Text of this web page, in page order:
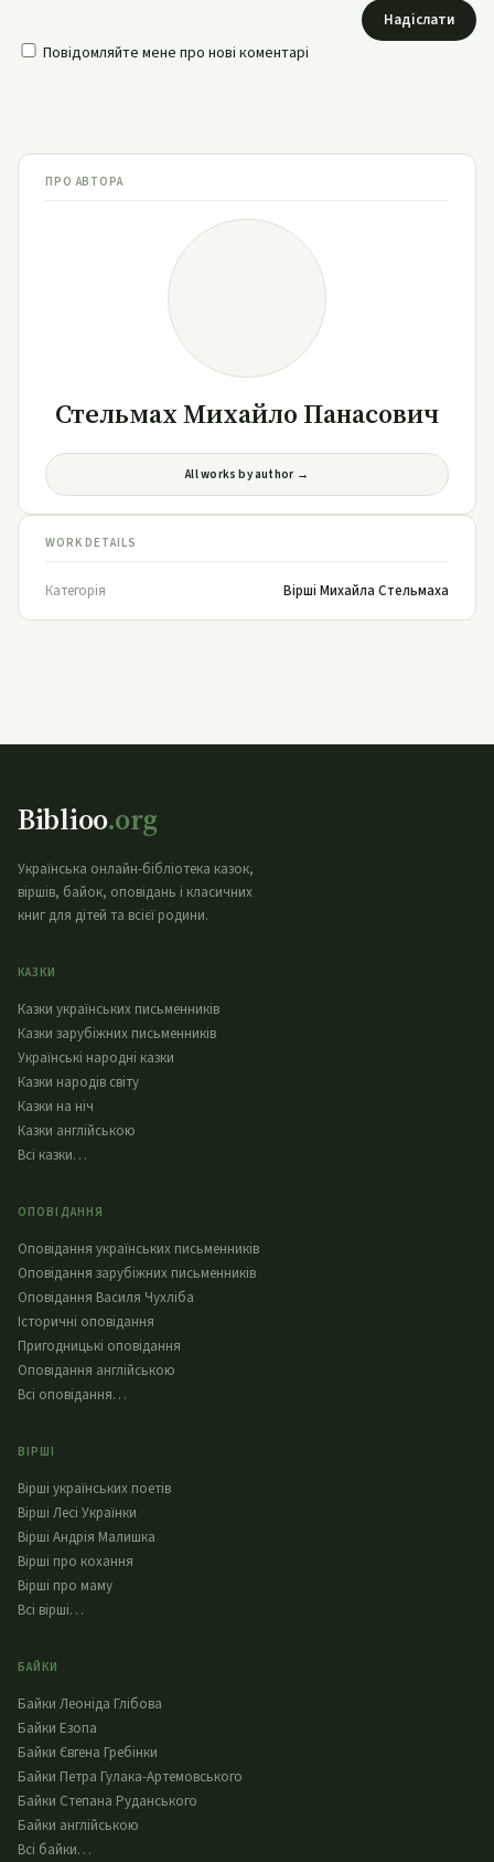
Надіслати
Повідомляйте мене про нові коментарі
ПРО АВТОРА
Стельмах Михайло Панасович
All works by author →
WORK DETAILS
Категорія Вірші Михайла Стельмаха
Biblioo.org
Українська онлайн-бібліотека казок,
віршів, байок, оповідань і класичних
книг для дітей та всієї родини.
КАЗКИ
Казки українських письменників
Казки зарубіжних письменників
Українські народні казки
Казки народів світу
Казки на ніч
Казки англійською
Всі казки…
ОПОВІДАННЯ
Оповідання українських письменників
Оповідання зарубіжних письменників
Оповідання Василя Чухліба
Історичні оповідання
Пригодницькі оповідання
Оповідання англійською
Всі оповідання…
ВІРШІ
Вірші українських поетів
Вірші Лесі Українки
Вірші Андрія Малишка
Вірші про кохання
Вірші про маму
Всі вірші…
БАЙКИ
Байки Леоніда Глібова
Байки Езопа
Байки Євгена Гребінки
Байки Петра Гулака-Артемовського
Байки Степана Руданського
Байки англійською
Всі байки…